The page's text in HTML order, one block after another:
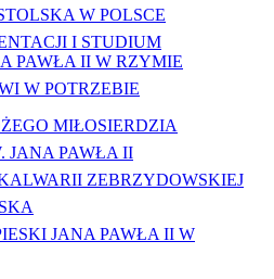
W POLSCE
I STUDIUM
PAWŁA II W RZYMIE
W POTRZEBIE
MIŁOSIERDZIA
JANA PAWŁA II
ZEBRZYDOWSKIEJ
JANA PAWŁA II W